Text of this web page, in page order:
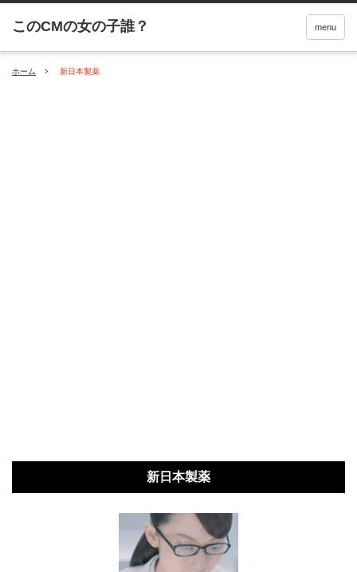
menu
ホーム 新日本製薬
新日本製薬